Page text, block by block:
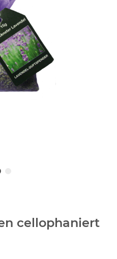
cellophaniert